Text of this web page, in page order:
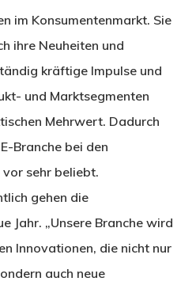
im Konsumentenmarkt. Sie
ihre Neuheiten und
kräftige Impulse und
und Marktsegmenten
Mehrwert. Dadurch
Branche bei den
sehr beliebt.
gehen die
Jahr. „Unsere Branche wird
Innovationen, die nicht nur
auch neue